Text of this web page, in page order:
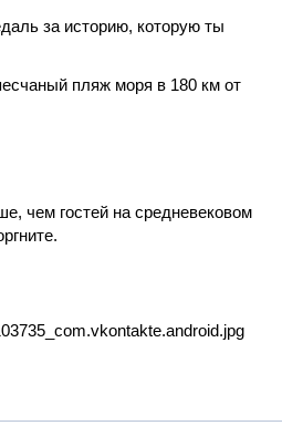
за историю, которую ты
пляж моря в 180 км от
чем гостей на средневековом